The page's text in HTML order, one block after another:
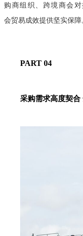
购商组织、跨境商会
会贸易成效提供坚实保障
PART 04
采购需求高度契